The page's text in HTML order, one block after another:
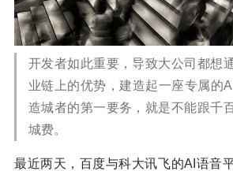
开发者如此重要，导致大公司都想
业链上的优势，建造起一座专属的
造城者的第一要务，就是不能跟千
城费。
最近两天，百度与科大讯飞的AI语音